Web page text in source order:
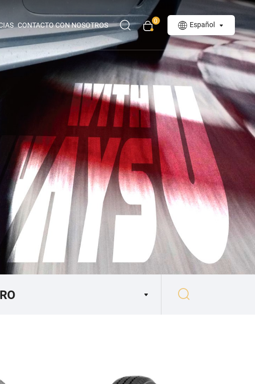
CONTACTO CON NOSOTROS 0 Español